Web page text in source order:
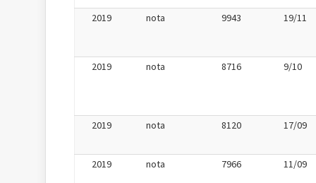
2019 nota 9943 19/11
2019 nota 8716 9/10
2019 nota 8120 17/09
2019 nota 7966 11/09